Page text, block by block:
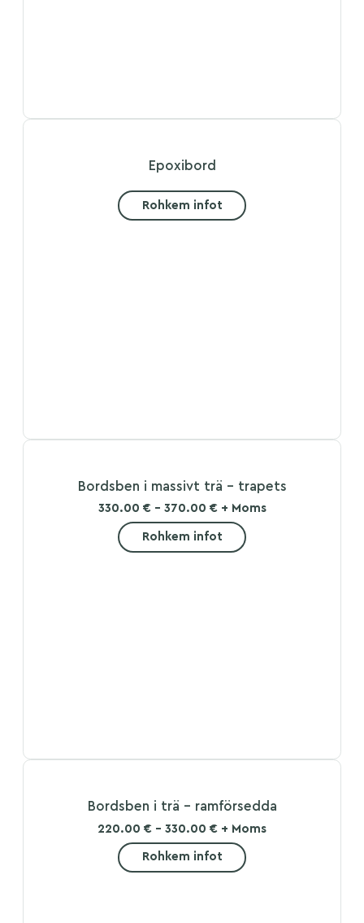
Epoxibord
Rohkem infot
Bordsben i massivt trä – trapets
330.00 € - 370.00 € + Moms
Rohkem infot
Bordsben i trä – ramförsedda
220.00 € - 330.00 € + Moms
Rohkem infot